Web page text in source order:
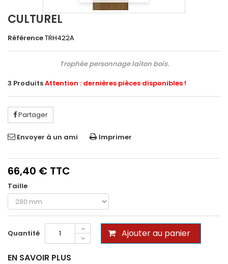
CULTUREL
RéférenceTRH422A
Trophée personnage laiton bois.
3 ProduitsAttention : dernières pièces disponibles !
Partager
Envoyer à un ami Imprimer
66,40 € TTC
Taille
Quantité Ajouter au panier
EN SAVOIR PLUS